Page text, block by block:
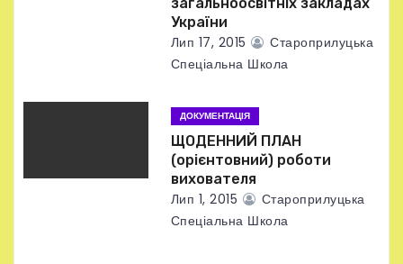
України
Лип 17, 2015
Староприлуцька
Спеціальна Школа
ДОКУМЕНТАЦІЯ
ЩОДЕННИЙ ПЛАН
(орієнтовний) роботи
вихователя
Лип 1, 2015
Староприлуцька
Спеціальна Школа